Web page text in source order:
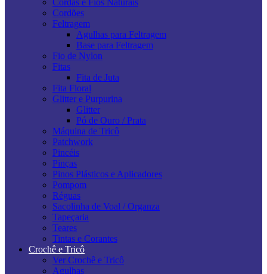
Cordas e Fios Naturais
Cordões
Feltragem
Agulhas para Feltragem
Base para Feltragem
Fio de Nylon
Fitas
Fita de Juta
Fita Floral
Glitter e Purpurina
Glitter
Pó de Ouro / Prata
Máquina de Tricô
Patchwork
Pincéis
Pinças
Pinos Plásticos e Aplicadores
Pompom
Réguas
Sacolinha de Voal / Organza
Tapeçaria
Teares
Tintas e Corantes
Crochê e Tricô
Ver Crochê e Tricô
Agulhas